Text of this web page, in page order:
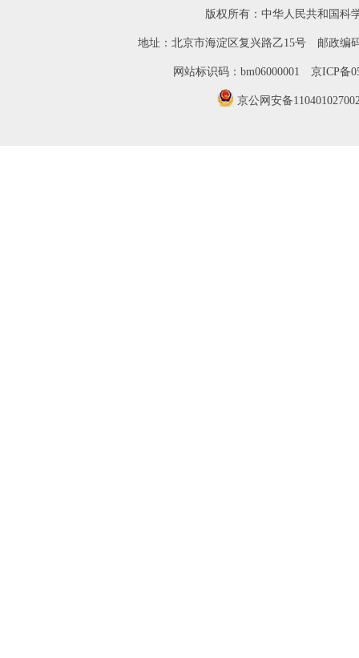
版权所有：中华人民共和国科
地址：北京市海淀区复兴路乙15号 邮政编
网站标识码：bm06000001 京ICP备
京公网安备